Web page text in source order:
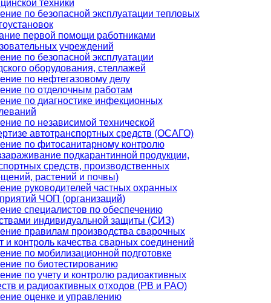
техники
по безопасной эксплуатации тепловых
первой помощи работниками
учреждений
по безопасной эксплуатации
оборудования, стеллажей
по нефтегазовому делу
по отделочным работам
по диагностике инфекционных
по независимой технической
автотранспортных средств (ОСАГО)
по фитосанитарному контролю
подкарантинной продукции,
средств, производственных
растений и почвы)
руководителей частных охранных
ЧОП (организаций)
специалистов по обеспечению
индивидуальной защиты (СИЗ)
правилам производства сварочных
и контроль качества сварных соединений
по мобилизационной подготовке
по биотестированию
по учету и контролю радиоактивных
и радиоактивных отходов (РВ и РАО)
оценке и управлению